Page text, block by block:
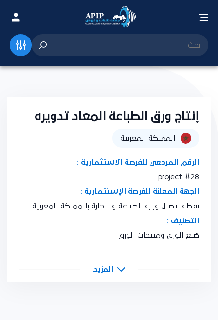
إنتاج ورق الطباعة المعاد تدويره
المملكة المغربية
الرقم المرجعي للفرصة الاستثمارية :
project #28
الجهة المعلنة للفرصة الإستثمارية :
نقطة اتصال وزارة الصناعة والتجارة بالمملكة المغربية
التصنيف :
صُنع الورق ومنتجات الورق
المزيد